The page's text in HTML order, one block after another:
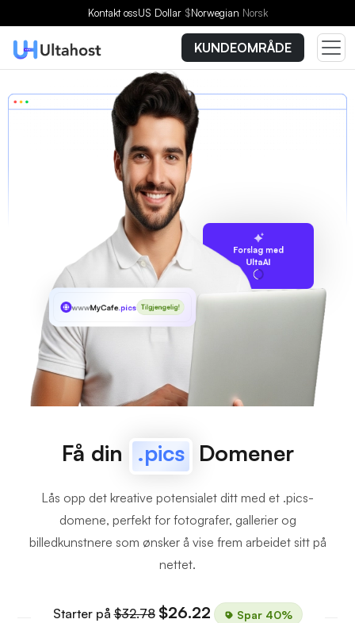
Kontakt ossUS Dollar $Norwegian Norsk
KUNDEOMRÅDE
Forslag med
UltaAI
wwwMyCafe.pics Tilgjengelig!
Få din .pics Domener
Lås opp det kreative potensialet ditt med et .pics-
domene, perfekt for fotografer, gallerier og
billedkunstnere som ønsker å vise frem arbeidet sitt på
nettet.
Starter på$32.78 $26.22 Spar 40%